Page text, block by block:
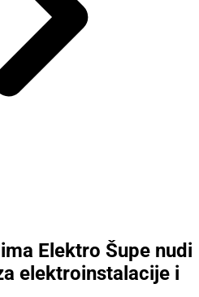
Elektro Šupe nudi
elektroinstalacije i